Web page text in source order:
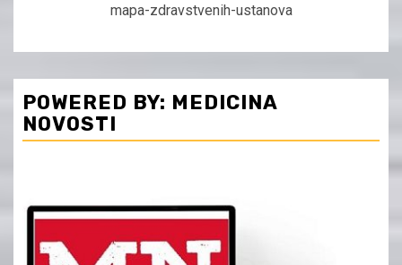
mapa-zdravstvenih-ustanova
POWERED BY: MEDICINA
NOVOSTI